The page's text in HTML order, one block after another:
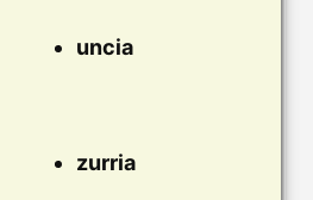
uncia
zurria